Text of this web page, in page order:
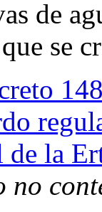
de
se
de la
no